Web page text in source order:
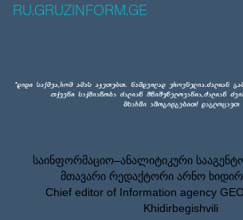
RU.GRUZINFORM.GE
საინფორმაციო–ანალიტიკური
მთავარი რედაქტორი არნო
Chief editor of Information agency
Khidirbegishvili